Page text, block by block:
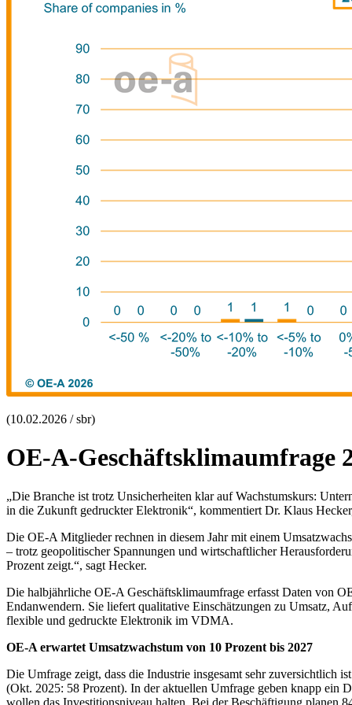
(10.02.2026 / sbr)
OE-A-Geschäftsklimaumfrage
„Die Branche ist trotz Unsicherheiten klar auf Wachstumskurs:
in die Zukunft gedruckter Elektronik“, kommentiert Dr. Klaus
Die OE-A Mitglieder rechnen in diesem Jahr mit einem
– trotz geopolitischer Spannungen und wirtschaftlicher
Prozent zeigt.“, sagt Hecker.
Die halbjährliche OE-A Geschäftsklimaumfrage erfasst Daten von
Endanwendern. Sie liefert qualitative Einschätzungen zu Umsatz,
flexible und gedruckte Elektronik im VDMA.
OE-A erwartet Umsatzwachstum von 10 Prozent bis 2027
Die Umfrage zeigt, dass die Industrie insgesamt sehr zuversichtlich
(Okt. 2025: 58 Prozent). In der aktuellen Umfrage geben knapp ein
wollen das Investitionsniveau halten. Bei der Beschäftigung planen